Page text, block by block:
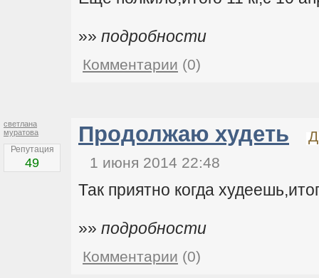
»» подробности
Комментарии (0)
светлана
муратова
Репутация
49
Продолжаю худеть
1 июня 2014 22:48
Так приятно когда
»» подробности
Комментарии (0)